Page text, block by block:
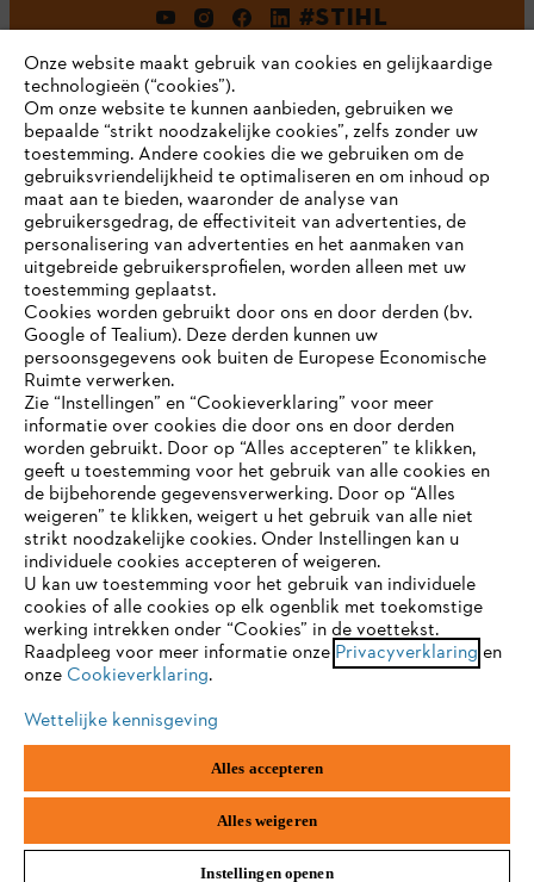
#STIHL
Bedrijf
STIHL FAQ
Contact
Gegevensbescherming Impressum
Cookie-informatie Juridische informatie
ANDREAS STIHL NV, Veurtstraat 117, 2870
België/Belgique
VAT Number: BE 0427.714.768
JE BROWSER WORDT NIET
ONDERSTEUND
Je gebruikt een browser die we nog niet ondersteunen. Om
onze website optimaal te kunnen gebruiken, raden we aan dat
je overschakelt op één van de volgende browsers:
firefox
safari edge
Onze website maakt gebruik van cookies en gelijkaardige
technologieën (“cookies”).
Om onze website te kunnen aanbieden, gebruiken we
bepaalde “strikt noodzakelijke cookies”, zelfs zonder uw
toestemming. Andere cookies die we gebruiken om de
gebruiksvriendelijkheid te optimaliseren en om inhoud op
maat aan te bieden, waaronder de analyse van
gebruikersgedrag, de effectiviteit van advertenties, de
personalisering van advertenties en het aanmaken van
uitgebreide gebruikersprofielen, worden alleen met uw
toestemming geplaatst.
Cookies worden gebruikt door ons en door derden (bv.
Google of Tealium). Deze derden kunnen uw
persoonsgegevens ook buiten de Europese Economische
Ruimte verwerken.
Zie “Instellingen” en “Cookieverklaring” voor meer
informatie over cookies die door ons en door derden
worden gebruikt. Door op “Alles accepteren” te klikken,
geeft u toestemming voor het gebruik van alle cookies en
de bijbehorende gegevensverwerking. Door op “Alles
weigeren” te klikken, weigert u het gebruik van alle niet
strikt noodzakelijke cookies. Onder Instellingen kan u
individuele cookies accepteren of weigeren.
U kan uw toestemming voor het gebruik van individuele
cookies of alle cookies op elk ogenblik met toekomstige
werking intrekken onder “Cookies” in de voettekst.
Raadpleeg voor meer informatie onze Privacyverklaring en
onze Cookieverklaring.
Wettelijke kennisgeving
Alles accepteren
Alles weigeren
Instellingen openen